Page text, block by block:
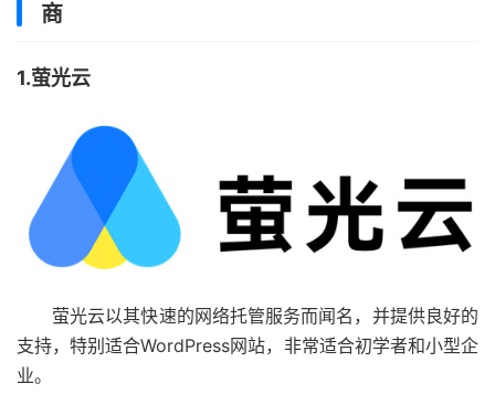
商
1.萤光云
萤光云以其快速的网络托管服务而闻名，并提供良好的
支持，特别适合WordPress网站，非常适合初学者和小型企
业。